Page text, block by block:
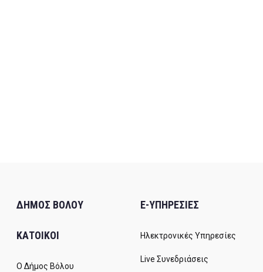
ΔΗΜΟΣ ΒΟΛΟΥ
ΚΑΤΟΙΚΟΙ
Ο Δήμος Βόλου
E-ΥΠΗΡΕΣΙΕΣ
Ηλεκτρονικές Υπηρεσίες
Live Συνεδριάσεις